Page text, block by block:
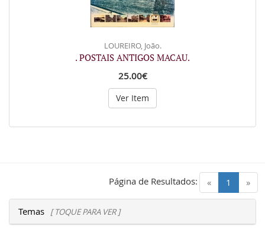
LOUREIRO, João.
. POSTAIS ANTIGOS MACAU.
25.00€
Ver Item
« 1 (current)
»
Página de Resultados:
Temas [ TOQUE PARA VER ]